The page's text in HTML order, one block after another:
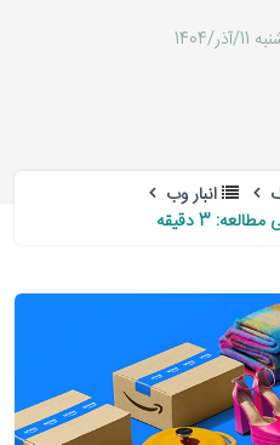
1404
انبار وب
3 دقیقه